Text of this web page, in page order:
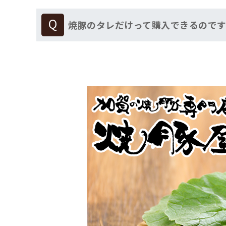
焼豚のタレだけって購入できるので